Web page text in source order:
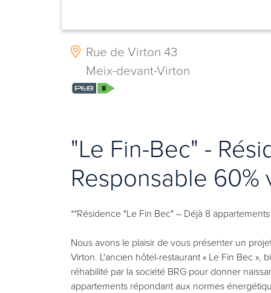
Rue de Virton 43
Meix-devant-Virton
"Le Fin-Bec" -
Responsable 60%
**Résidence "Le Fin Bec" – Déjà 8
Nous avons le plaisir de vous présenter un
Virton. L'ancien hôtel-restaurant « Le Fin Bec
réhabilité par la société BRG pour donner
appartements répondant aux normes